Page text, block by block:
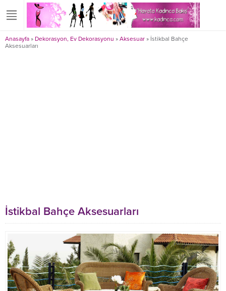
Anasayfa » Dekorasyon, Ev Dekorasyonu » Aksesuar » İstikbal Bahçe
Aksesuarları
İstikbal Bahçe Aksesuarları